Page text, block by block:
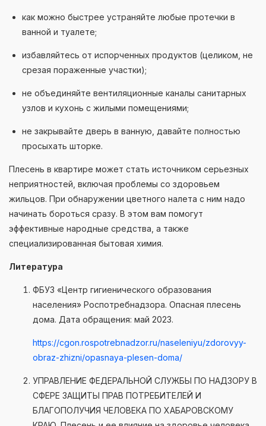
как можно быстрее устраняйте любые протечки в
ванной и туалете;
избавляйтесь от испорченных продуктов (целиком, не
срезая пораженные участки);
не объединяйте вентиляционные каналы санитарных
узлов и кухонь с жилыми помещениями;
не закрывайте дверь в ванную, давайте полностью
просыхать шторке.
Плесень в квартире может стать источником серьезных
неприятностей, включая проблемы со здоровьем
жильцов. При обнаружении цветного налета с ним надо
начинать бороться сразу. В этом вам помогут
эффективные народные средства, а также
специализированная бытовая химия.
Литература
ФБУЗ «Центр гигиенического образования
населения» Роспотребнадзора. Опасная плесень
дома. Дата обращения: май 2023.
https://cgon.rospotrebnadzor.ru/naseleniyu/zdorovyy-
obraz-zhizni/opasnaya-plesen-doma/
УПРАВЛЕНИЕ ФЕДЕРАЛЬНОЙ СЛУЖБЫ ПО НАДЗОРУ В
СФЕРЕ ЗАЩИТЫ ПРАВ ПОТРЕБИТЕЛЕЙ И
БЛАГОПОЛУЧИЯ ЧЕЛОВЕКА ПО ХАБАРОВСКОМУ